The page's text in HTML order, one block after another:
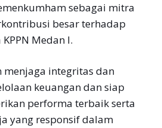
sebagai mitra
besar terhadap
Medan I.
menjaga integritas dan
keuangan dan siap
performa terbaik serta
yang responsif dalam